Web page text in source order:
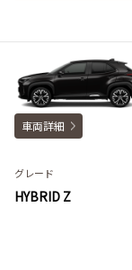
車両詳細
グレード
HYBRID Z